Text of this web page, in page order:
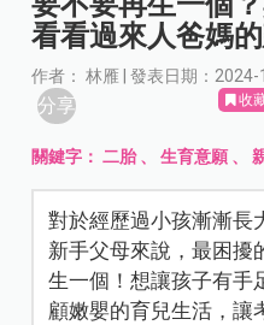
看看過來人爸媽的
作者： 林雁 | 發表日期：2024-
分享 收
關鍵字：二胎、生育意願、
對於經歷過小孩漸漸長
新手父母來說，最困擾
生一個！想讓孩子有手
顧嫩嬰的育兒生活，讓